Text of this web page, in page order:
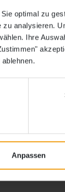
optimal zu
analysieren.
Ihre
Anpassen